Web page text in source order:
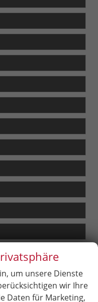
um unsere Dienste
wir Ihre
Daten für Marketing,